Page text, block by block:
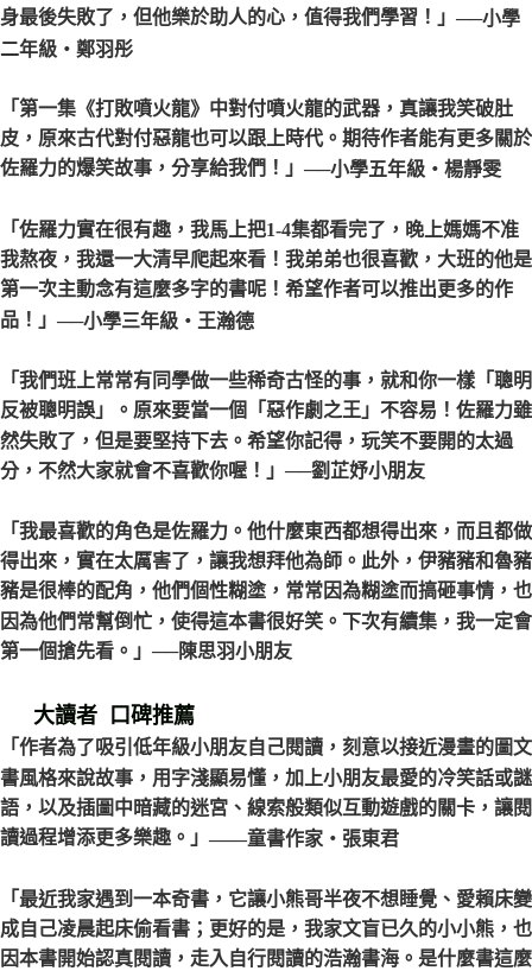
身最後失敗了，但他樂於助人的心，值得我們學習！」 ──小學
二年級‧鄭羽彤
「第一集《打敗噴火龍》中對付噴火龍的武器，真讓我笑破肚
皮，原來古代對付惡龍也可以跟上時代。期待作者能有更多關於
佐羅力的爆笑故事，分享給我們！」 ──小學五年級‧楊靜雯
「佐羅力實在很有趣，我馬上把1-4集都看完了，晚上媽媽不准
我熬夜，我還一大清早爬起來看！我弟弟也很喜歡，大班的他是
第一次主動念有這麼多字的書呢！希望作者可以推出更多的作
品！」 ──小學三年級‧王瀚德
「我們班上常常有同學做一些稀奇古怪的事，就和你一樣「聰明
反被聰明誤」。原來要當一個「惡作劇之王」不容易！佐羅力雖
然失敗了，但是要堅持下去。希望你記得，玩笑不要開的太過
分，不然大家就會不喜歡你喔！」 ──劉芷妤小朋友
「我最喜歡的角色是佐羅力。他什麼東西都想得出來，而且都做
得出來，實在太厲害了，讓我想拜他為師。此外，伊豬豬和魯豬
豬是很棒的配角，他們個性糊塗，常常因為糊塗而搞砸事情，也
因為他們常幫倒忙，使得這本書很好笑。下次有續集，我一定會
第一個搶先看。」 ──陳思羽小朋友
大讀者 口碑推薦
「作者為了吸引低年級小朋友自己閱讀，刻意以接近漫畫的圖文
書風格來說故事，用字淺顯易懂，加上小朋友最愛的冷笑話或謎
語，以及插圖中暗藏的迷宮、線索般類似互動遊戲的關卡，讓閱
讀過程增添更多樂趣。」 ——童書作家‧張東君
「最近我家遇到一本奇書，它讓小熊哥半夜不想睡覺、愛賴床變
成自己凌晨起床偷看書；更好的是，我家文盲已久的小小熊，也
因本書開始認真閱讀，走入自行閱讀的浩瀚書海。是什麼書這麼